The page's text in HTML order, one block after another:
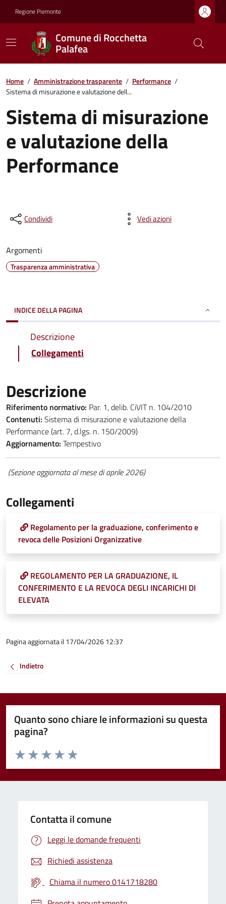
Regione Piemonte
Comune di Rocchetta
Palafea
Home / Amministrazione trasparente / Performance /
Sistema di misurazione e valutazione dell...
Sistema di misurazione
e valutazione della
Performance
Condividi Vedi azioni
Argomenti
Trasparenza amministrativa
INDICE DELLA PAGINA
Descrizione
Collegamenti
Descrizione
Riferimento normativo: Par. 1, delib. CiVIT n. 104/2010
Contenuti: Sistema di misurazione e valutazione della
Performance (art. 7, d.lgs. n. 150/2009)
Aggiornamento: Tempestivo
(Sezione aggiornata al mese di aprile 2026)
Collegamenti
Regolamento per la graduazione, conferimento e
revoca delle Posizioni Organizzative
REGOLAMENTO PER LA GRADUAZIONE, IL
CONFERIMENTO E LA REVOCA DEGLI INCARICHI DI
ELEVATA
Pagina aggiornata il 17/04/2026 12:37
Indietro
Quanto sono chiare le informazioni su questa
pagina?
Valuta da 1 a 5 stelle la pagina
Valuta 5 stelle su 5
Valuta 4 stelle su 5
Valuta 3 stelle su 5
Valuta 2 stelle su 5
Valuta 1 stelle su 5
Contatta il comune
Leggi le domande frequenti
Richiedi assistenza
Chiama il numero 0141718280